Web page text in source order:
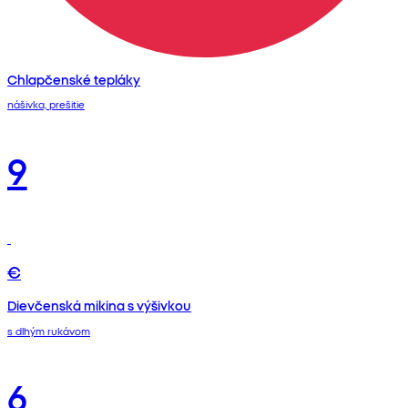
Chlapčenské tepláky
nášivka, prešitie
9
€
Dievčenská mikina s výšivkou
s dlhým rukávom
6